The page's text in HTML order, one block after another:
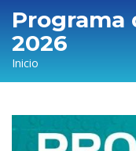
Programa
2026
Sobrescribir
enlaces
de
ayuda
Inicio